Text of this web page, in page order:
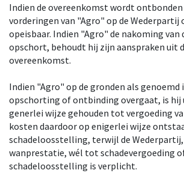
Indien de overeenkomst wordt ontbonden
vorderingen van "Agro" op de
opeisbaar. Indien "Agro" de nakoming
opschort, behoudt hij zijn aanspraken uit
overeenkomst.
Indien "Agro" op de gronden als
opschorting of ontbinding overgaat, is hij
generlei wijze gehouden tot vergoeding
kosten daardoor op enigerlei wijze
schadeloosstelling, terwijl de
wanprestatie, wél tot schadevergoeding
schadeloosstelling is verplicht.